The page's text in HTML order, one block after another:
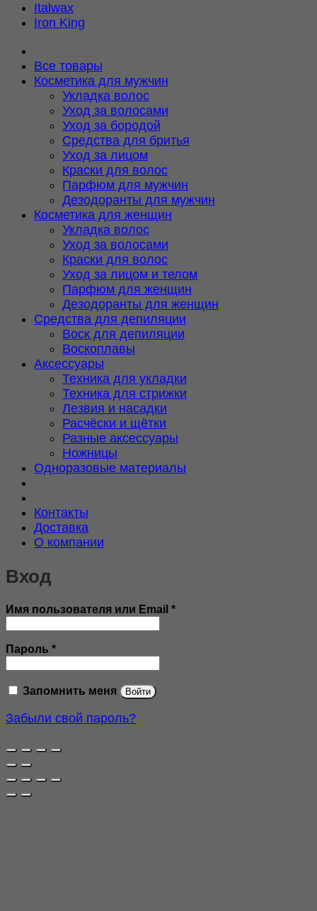
Italwax
Iron King
Все товары
Косметика для мужчин
Укладка волос
Уход за волосами
Уход за бородой
Средства для бритья
Уход за лицом
Краски для волос
Парфюм для мужчин
Дезодоранты для мужчин
Косметика для женщин
Укладка волос
Уход за волосами
Краски для волос
Уход за лицом и телом
Парфюм для женщин
Дезодоранты для женщин
Средства для депиляции
Воск для депиляции
Воскоплавы
Аксессуары
Техника для укладки
Техника для стрижки
Лезвия и насадки
Расчёски и щётки
Разные аксессуары
Ножницы
Одноразовые материалы
Контакты
Доставка
О компании
Вход
Имя пользователя или Email *Обязательно
Пароль *Обязательно
Запомнить меня Войти
Забыли свой пароль?